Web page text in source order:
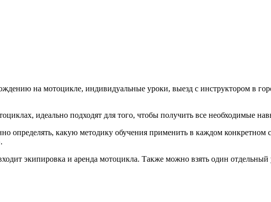
на мотоцикле, индивидуальные уроки, выезд с инструктором в
идеально подходят для того, чтобы получить все необходимые
определять, какую методику обучения применить в каждом конкретном
экипировка и аренда мотоцикла. Также можно взять один отдельный